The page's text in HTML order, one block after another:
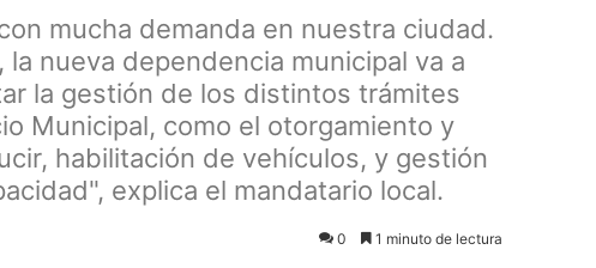
mucha demanda en nuestra ciudad.
nueva dependencia municipal va a
la gestión de los distintos trámites
Municipal, como el otorgamiento y
habilitación de vehículos, y gestión
explica el mandatario local.
0 1 minuto de lectura